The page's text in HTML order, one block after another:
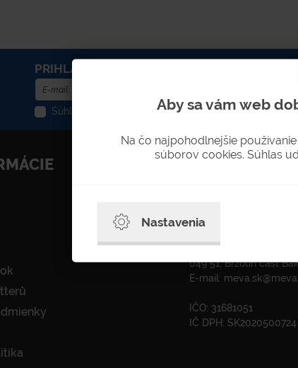
PRIHLÁSENIE DO NEWSLETTERU Nenechajte si
Súhlasím so spracovaním osobných údajov pre
ADRESA
Krátka 574
049 51, Brzotín časť
E-mail:
IČO: 31681051
IČ DPH: SK2020500724
Aby sa vám web
Na čo najpohodlnejšie
súborov cookies. Súhlas
Nastavenia